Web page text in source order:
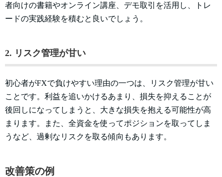
者向けの書籍やオンライン講座、デモ取引を活用し、トレ
ードの実践経験を積むと良いでしょう。
2. リスク管理が甘い
初心者がFXで負けやすい理由の一つは、リスク管理が甘い
ことです。利益を追いかけるあまり、損失を抑えることが
後回しになってしまうと、大きな損失を抱える可能性が高
まります。また、全資金を使ってポジションを取ってしま
うなど、過剰なリスクを取る傾向もあります。
改善策の例